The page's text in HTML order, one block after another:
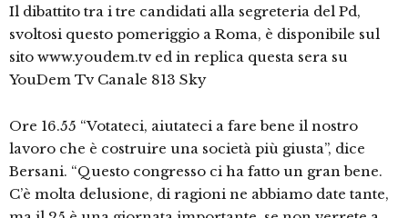
Il dibattito tra i tre candidati alla segreteria del Pd,
svoltosi questo pomeriggio a Roma, è disponibile sul
sito www.youdem.tv ed in replica questa sera su
YouDem Tv Canale 813 Sky
Ore 16.55 “Votateci, aiutateci a fare bene il nostro
lavoro che è costruire una società più giusta”, dice
Bersani. “Questo congresso ci ha fatto un gran bene.
C’è molta delusione, di ragioni ne abbiamo date tante,